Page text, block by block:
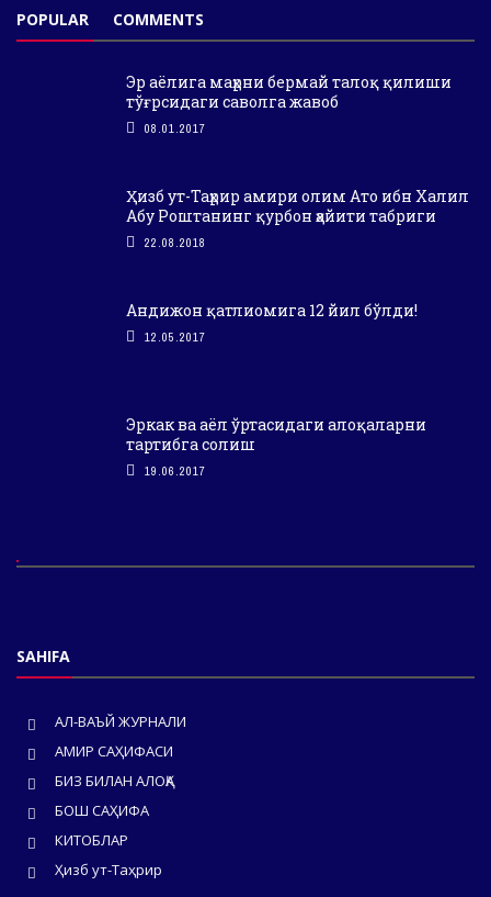
POPULAR COMMENTS
Эр аёлига маҳрни бермай талоқ қилиши
тўғрсидаги саволга жавоб
08.01.2017
Ҳизб ут-Таҳрир амири олим Ато ибн Халил
Абу Роштанинг қурбон ҳайити табриги
22.08.2018
Андижон қатлиомига 12 йил бўлди!
12.05.2017
Эркак ва аёл ўртасидаги алоқаларни
тартибга солиш
19.06.2017
SAHIFA
АЛ-ВАЪЙ ЖУРНАЛИ
АМИР САҲИФАСИ
БИЗ БИЛАН АЛОҚА
БОШ САҲИФА
КИТОБЛАР
Ҳизб ут-Таҳрир